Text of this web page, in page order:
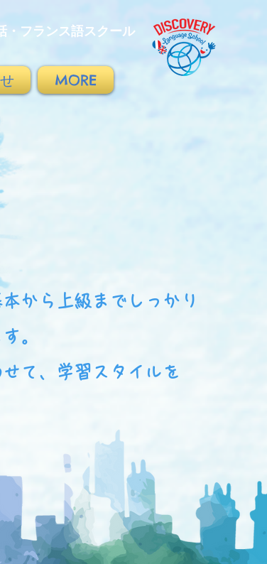
・フランス語スクール
MORE
から上級までしっかり
。
て、学習スタイルを